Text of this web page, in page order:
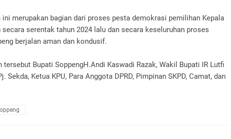
ini merupakan bagian dari proses pesta demokrasi pemilihan Kepala
secara serentak tahun 2024 lalu dan secara keseluruhan proses
berjalan aman dan kondusif.
Bupati SoppengH.Andi Kaswadi Razak, Wakil Bupati IR Lutfi
Sekda, Ketua KPU, Para Anggota DPRD, Pimpinan SKPD, Camat, dan